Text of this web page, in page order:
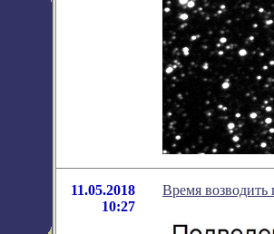
11.05.2018
10:27
Время